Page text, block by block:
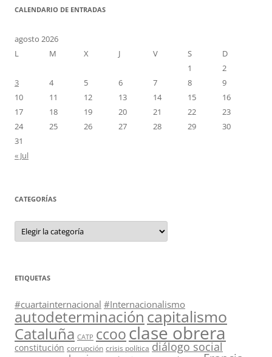
CALENDARIO DE ENTRADAS
agosto 2026
L
M X J V S
D
1
2
3
4 5 6 7 8
9
10
11 12 13 14 15
16
17
18 19 20 21 22
23
24
25 26 27 28 29
30
31
« Jul
CATEGORÍAS
Categorías
ETIQUETAS
#cuartainternacional #Internacionalismo
autodeterminación capitalismo
Cataluña CATP ccooclase obrera
constitución corrupción crisis política diálogo social